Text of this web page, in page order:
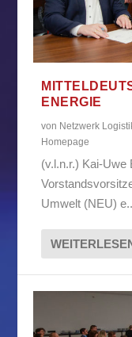
ENERGIE
von Netzwerk
Homepage
(v.l.n.r.) Kai-Uwe
Umwelt (NEU)